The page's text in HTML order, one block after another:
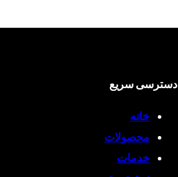
دسترسی سریع
خانه
محصولات
خدمات